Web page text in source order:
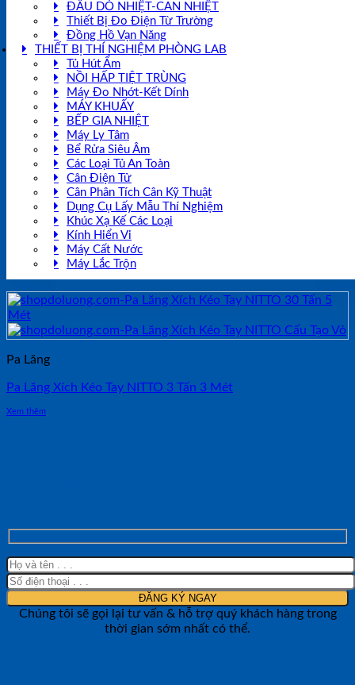
ĐẦU DÒ NHIỆT-CAN NHIỆT
Thiết Bị Đo Điện Từ Trường
Đồng Hồ Vạn Năng
THIẾT BỊ THÍ NGHIỆM PHÒNG LAB
Tủ Hút Ẩm
NỒI HẤP TIỆT TRÙNG
Máy Đo Nhớt-Kết Dính
MÁY KHUẤY
BẾP GIA NHIỆT
Máy Ly Tâm
Bể Rửa Siêu Âm
Các Loại Tủ An Toàn
Cân Điện Tử
Cân Phân Tích Cân Kỹ Thuật
Dụng Cụ Lấy Mẫu Thí Nghiệm
Khúc Xạ Kế Các Loại
Kính Hiển Vi
Máy Cất Nước
Máy Lắc Trộn
Pa Lăng
Pa Lăng Xích Kéo Tay NITTO 3 Tấn 3 Mét
Xem thêm
Chúng tôi sẽ gọi lại tư vấn & hỗ trợ quý khách hàng trong
thời gian sớm nhất có thể.